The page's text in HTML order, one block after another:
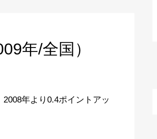
年/全国）
年より0.4ポイントアッ